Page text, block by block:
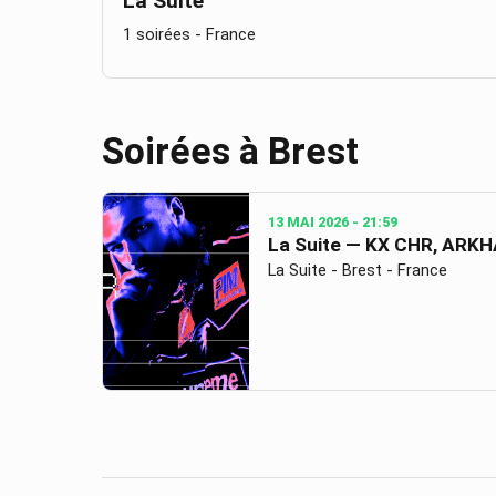
1 soirées - France
Soirées à Brest
13 MAI 2026 - 21:59
La Suite — KX CHR,
La Suite - Brest - France